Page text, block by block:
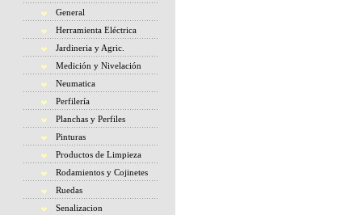
General
Herramienta Eléctrica
Jardineria y Agric.
Medición y Nivelación
Neumatica
Perfilería
Planchas y Perfiles
Pinturas
Productos de Limpieza
Rodamientos y Cojinetes
Ruedas
Senalizacion